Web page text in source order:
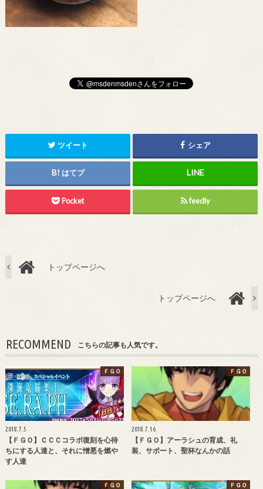
ツイート シェア
はてブ
Pocket feedly
トップページへ
トップページへ
RECOMMEND こちらの記事も人気です。
ＦＧＯ
2018.7.5
【ＦＧＯ】ＣＣＣコラボ復刻を心待
ちにする人達と、それに憎悪を燃や
す人達
ＦＧＯ
2018.7.16
【ＦＧＯ】アーラシュの育成、礼
装、サポート、聖杯なんかの話
ＦＧＯ ＦＧＯ